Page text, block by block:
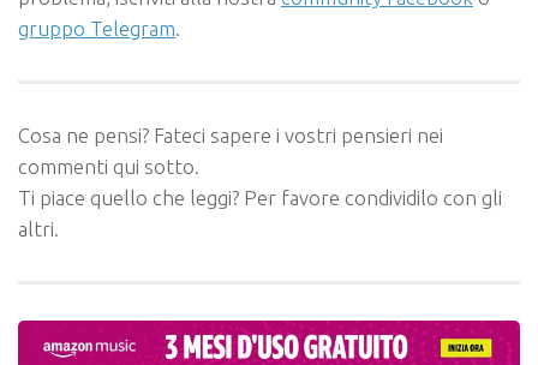
gruppo Telegram.
Cosa ne pensi? Fateci sapere i vostri pensieri nei
commenti qui sotto.
Ti piace quello che leggi? Per favore condividilo con gli
altri.